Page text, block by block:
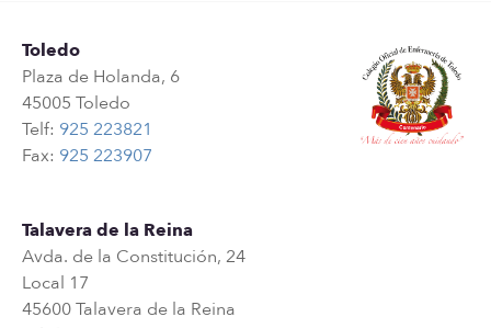
Toledo
Plaza de Holanda, 6
45005 Toledo
Telf: 925 223821
Fax: 925 223907
Talavera de la Reina
Avda. de la Constitución, 24
Local 17
45600 Talavera de la Reina